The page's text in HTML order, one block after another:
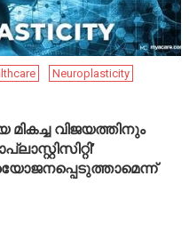
Neuroplasticity
മികച്ച വിജയത്തിനും